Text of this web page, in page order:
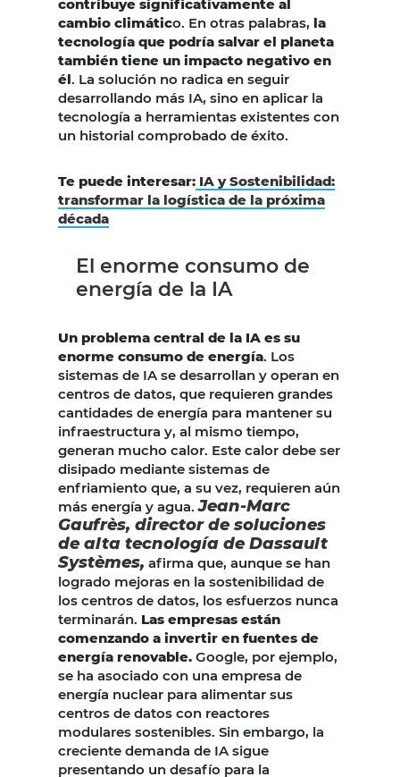
contribuye significativamente al
cambio climático. En otras palabras, la
tecnología que podría salvar el planeta
también tiene un impacto negativo en
él. La solución no radica en seguir
desarrollando más IA, sino en aplicar la
tecnología a herramientas existentes con
un historial comprobado de éxito.
Te puede interesar: IA y Sostenibilidad:
transformar la logística de la próxima
década
El enorme consumo de
energía de la IA
Un problema central de la IA es su
enorme consumo de energía. Los
sistemas de IA se desarrollan y operan en
centros de datos, que requieren grandes
cantidades de energía para mantener su
infraestructura y, al mismo tiempo,
generan mucho calor. Este calor debe ser
disipado mediante sistemas de
enfriamiento que, a su vez, requieren aún
más energía y agua.Jean-Marc
Gaufrès, director de soluciones
de alta tecnología de Dassault
Systèmes, afirma que, aunque se han
logrado mejoras en la sostenibilidad de
los centros de datos, los esfuerzos nunca
terminarán. Las empresas están
comenzando a invertir en fuentes de
energía renovable. Google, por ejemplo,
se ha asociado con una empresa de
energía nuclear para alimentar sus
centros de datos con reactores
modulares sostenibles. Sin embargo, la
creciente demanda de IA sigue
presentando un desafío para la